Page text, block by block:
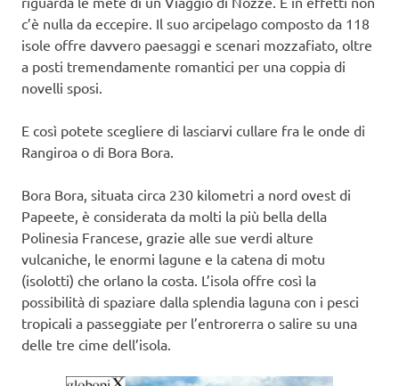
c’è nulla da eccepire. Il suo arcipelago composto da 118
isole offre davvero paesaggi e scenari mozzafiato, oltre
a posti tremendamente romantici per una coppia di
novelli sposi.
E così potete scegliere di lasciarvi cullare fra le onde di
Rangiroa o di Bora Bora.
Bora Bora, situata circa 230 kilometri a nord ovest di
Papeete, è considerata da molti la più bella della
Polinesia Francese, grazie alle sue verdi alture
vulcaniche, le enormi lagune e la catena di motu
(isolotti) che orlano la costa. L’isola offre così la
possibilità di spaziare dalla splendia laguna con i pesci
tropicali a passeggiate per l’entrorerra o salire su una
delle tre cime dell’isola.